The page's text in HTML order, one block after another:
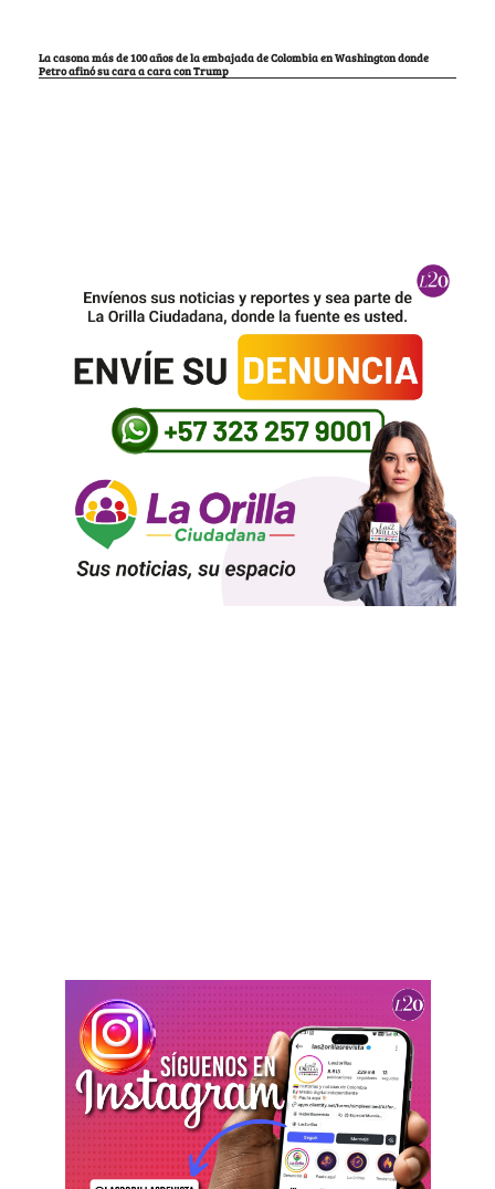
La casona más de 100 años de la embajada de Colombia en Washington donde
Petro afinó su cara a cara con Trump